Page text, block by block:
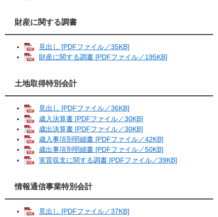
財産に関する調書
見出し [PDFファイル／35KB]
財産に関する調書 [PDFファイル／195KB]
土地取得特別会計
見出し [PDFファイル／36KB]
歳入決算書 [PDFファイル／30KB]
歳出決算書 [PDFファイル／30KB]
歳入事項別明細書 [PDFファイル／42KB]
歳出事項別明細書 [PDFファイル／50KB]
実質収支に関する調書 [PDFファイル／39KB]
情報通信事業特別会計
見出し [PDFファイル／37KB]